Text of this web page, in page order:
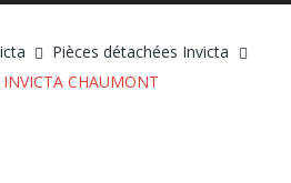
Pièces détachées Invicta
CHAUMONT